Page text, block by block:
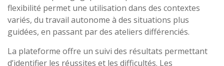
flexibilité permet une utilisation dans des contextes
variés, du travail autonome à des situations plus
guidées, en passant par des ateliers différenciés.
La plateforme offre un suivi des résultats permettant
d’identifier les réussites et les difficultés. Les